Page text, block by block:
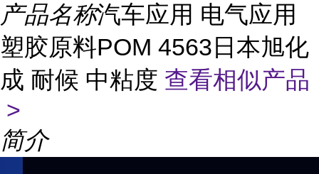
产品名称汽车应用 电气应用
塑胶原料POM 4563日本旭化
成 耐候 中粘度 查看相似产品
>
简介